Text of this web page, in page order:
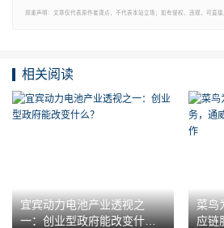
郑重声明：文章仅代表原作者观点，不代表本站立场；如有侵权、违规，可直
相关阅读
宜宾动力电池产业透视之
一：创业型政府能改变什
菜鸟
应链